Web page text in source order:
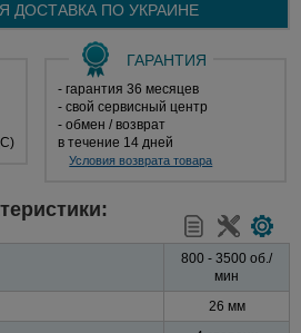
ДОСТАВКА ПО УКРАИНЕ
ГАРАНТИЯ
- гарантия 36 месяцев
- свой сервисный центр
- обмен / возврат
в течение 14 дней
Условия возврата товара
800 - 3500 об./
мин
26 мм